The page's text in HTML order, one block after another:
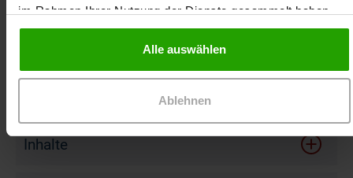
im Rahmen Ihrer Nutzung der Dienste gesammelt haben.
Alle auswählen
Ablehnen
Nach dieser Präsenzfortbildung ...
Inhalte